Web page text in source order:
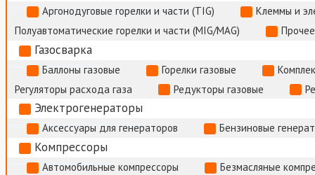
Аргонодуговые горелки и части (TIG)
Клеммы и
Полуавтоматические горелки и части (MIG/MAG)
Газосварка
Баллоны газовые Горелки газовые
Регуляторы расхода газа
Редукторы газовые
Электрогенераторы
Аксессуары для генераторов Бензиновые
Компрессоры
Автомобильные компрессоры
Безмасляные